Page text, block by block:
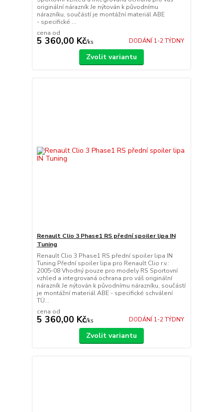
originální nárazník Je nýtován k původnímu
nárazníku, součástí je montážní materiál ABE
- specifické ...
cena od
5 360,00 Kč/ks DODÁNÍ 1-2 TÝDNY
Zvolit variantu
Renault Clio 3 Phase1 RS přední spoiler lipa IN
Tuning
Renault Clio 3 Phase1 RS přední spoiler lipa IN
Tuning Přední spoiler lipa pro Renault Clio r.v.:
2005-08 Vhodný pouze pro modely RS Sportovní
vzhled a integrovaná ochrana pro váš originální
nárazník Je nýtován k původnímu nárazníku, součástí
je montážní materiál ABE - specifické schválení
TÜ...
cena od
5 360,00 Kč/ks DODÁNÍ 1-2 TÝDNY
Zvolit variantu